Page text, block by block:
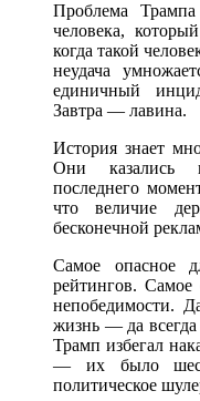
Проблема
человека,
когда такой
неудача
единичный
Завтра — лавина.
История знает
Они казались
последнего
что величие
бесконечной
Самое опасное
рейтингов.
непобедимости.
жизнь — да
Трамп избегал
— их было
политическое